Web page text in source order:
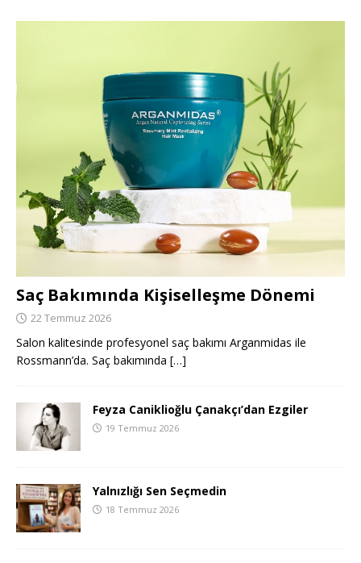
Saç Bakımında Kişiselleşme Dönemi
22 Temmuz 2026
Salon kalitesinde profesyonel saç bakımı Arganmidas ile
Rossmann’da. Saç bakımında […]
Feyza Caniklioğlu Çanakçı’dan Ezgiler
19 Temmuz 2026
Yalnızlığı Sen Seçmedin
18 Temmuz 2026